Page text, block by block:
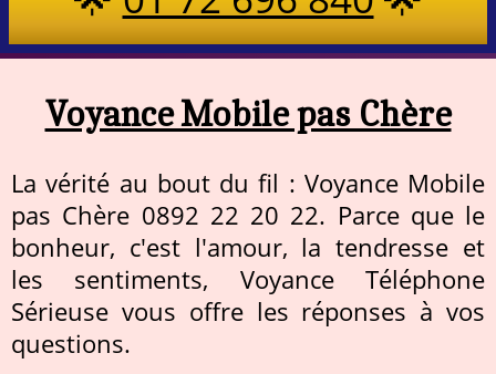
Voyance Mobile pas Chère
La vérité au bout du fil : Voyance Mobile
pas Chère 0892 22 20 22. Parce que le
bonheur, c'est l'amour, la tendresse et
les sentiments, Voyance Téléphone
Sérieuse vous offre les réponses à vos
questions.